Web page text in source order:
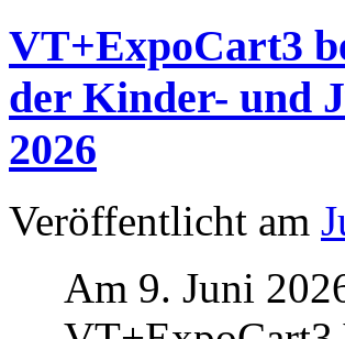
VT+ExpoCart3
der Kinder- und
2026
Veröffentlicht am
Am 9. Juni